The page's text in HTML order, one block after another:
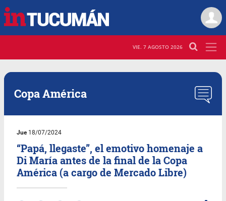
VIE. 7 AGOSTO 2026
Copa América
Jue18/07/2024
“Papá, llegaste”, el emotivo homenaje a
Di María antes de la final de la Copa
América (a cargo de Mercado Libre)